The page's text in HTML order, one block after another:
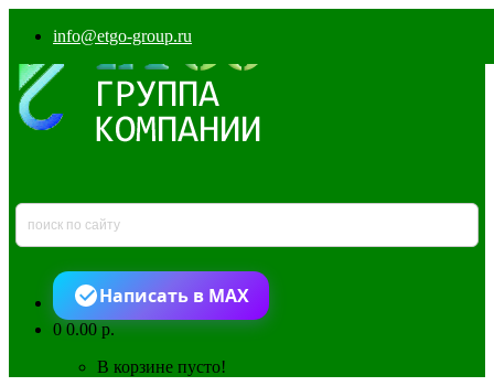
info@etgo-group.ru
Написать в MAX
00.00 р.
В корзине пусто!